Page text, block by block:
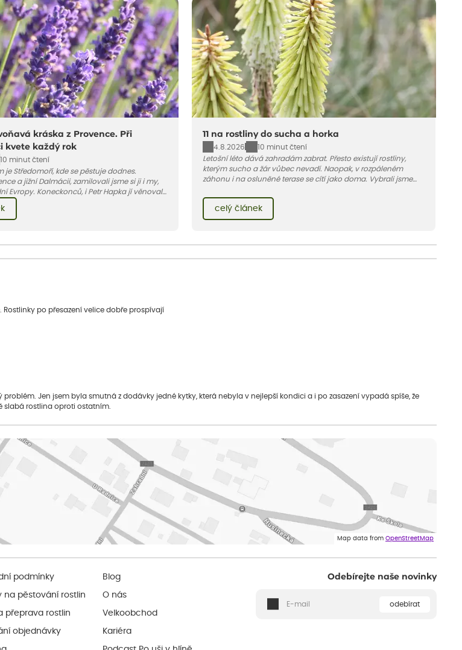
kráska z Provence. Při
kvete každý rok
10 minut čtení
je Středomoří, kde se pěstuje dodnes.
a jižní Dalmácii, zamilovali jsme si ji i my,
Koneckonců, i Petr Hapka jí věnoval
– Levandulovou zná v podání zpěvačky
každý...
11 na rostliny do sucha a horka
4.8.2026
10 minut čtení
Letošní léto dává zahradám zabrat. Přesto existují rostliny,
kterým sucho a žár vůbec nevadí. Naopak, v rozpáleném
záhonu i na osluněné terase se cítí jako doma. Vybrali jsme
léto bez pravidelné zálivky. Pojďme se podívat, které to jsou.
celý článek
Rostlinky po přesazení velice dobře prospívají
problém. Jen jsem byla smutná z dodávky jedné kytky, která nebyla v nejlepší kondici a i po zasazení vypadá spíše, že
slabá rostlina oproti ostatním.
Map data from OpenStreetMap
podmínky
na pěstování rostlin
přeprava rostlin
objednávky
Blog
O nás
Velkoobchod
Kariéra
Odebírejte naše novinky
odebírat